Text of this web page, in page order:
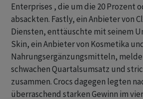
Enterprises , die um die 20 Prozent
absackten. Fastly, ein Anbieter von
Diensten, enttäuschte mit seinem
Skin, ein Anbieter von Kosmetika
Nahrungsergänzungsmitteln,
schwachen Quartalsumsatz und
zusammen. Crocs dagegen legten
überraschend starken Gewinn im